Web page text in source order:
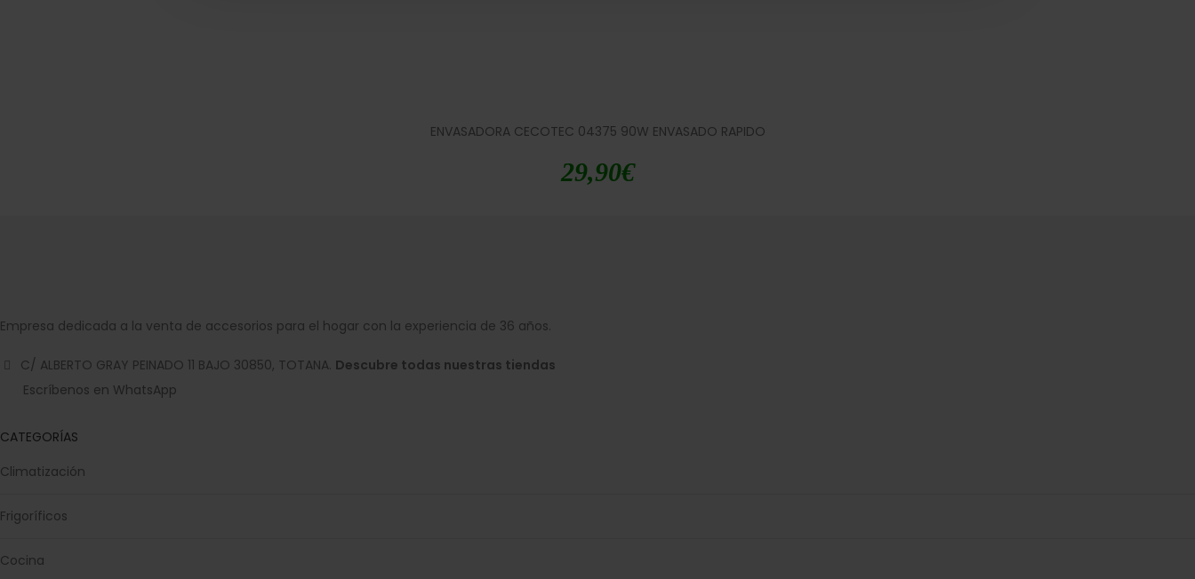
ENVASADORA CECOTEC 04375 90W ENVASADO RAPIDO
29,90€
Empresa dedicada a la venta de accesorios para el hogar con la experiencia de 36 años.
C/ ALBERTO GRAY PEINADO 11 BAJO 30850, TOTANA. Descubre todas nuestras tiendas
Escríbenos en WhatsApp
CATEGORÍAS
Climatización
Frigoríficos
Cocina